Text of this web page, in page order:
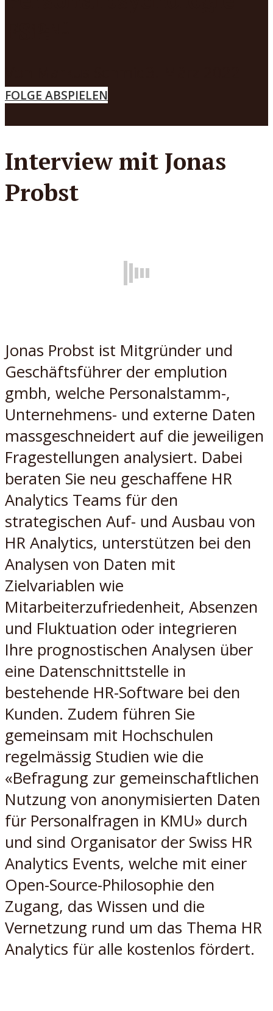
FOLGE ABSPIELEN
Interview mit Jonas
Probst
Jonas Probst ist Mitgründer und
Geschäftsführer der emplution
gmbh, welche Personalstamm-,
Unternehmens- und externe Daten
massgeschneidert auf die jeweiligen
Fragestellungen analysiert. Dabei
beraten Sie neu geschaffene HR
Analytics Teams für den
strategischen Auf- und Ausbau von
HR Analytics, unterstützen bei den
Analysen von Daten mit
Zielvariablen wie
Mitarbeiterzufriedenheit, Absenzen
und Fluktuation oder integrieren
Ihre prognostischen Analysen über
eine Datenschnittstelle in
bestehende HR-Software bei den
Kunden. Zudem führen Sie
gemeinsam mit Hochschulen
regelmässig Studien wie die
«Befragung zur gemeinschaftlichen
Nutzung von anonymisierten Daten
für Personalfragen in KMU» durch
und sind Organisator der Swiss HR
Analytics Events, welche mit einer
Open-Source-Philosophie den
Zugang, das Wissen und die
Vernetzung rund um das Thema HR
Analytics für alle kostenlos fördert.